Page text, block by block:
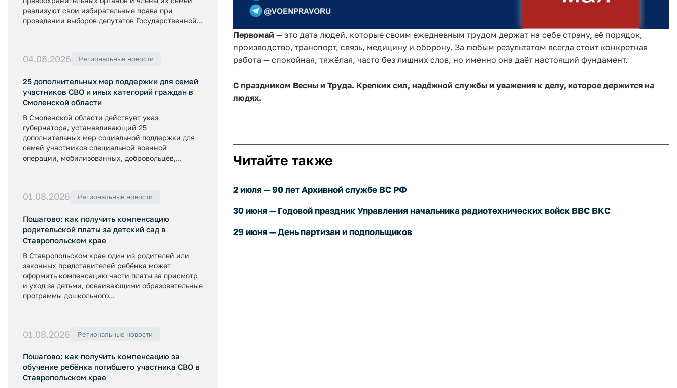
реализуют свои избирательные права при
проведении выборов депутатов Государственной...
04.08.2026 Региональные новости
25 дополнительных мер поддержки для семей
участников СВО и иных категорий граждан в
Смоленской области
В Смоленской области действует указ
губернатора, устанавливающий 25
дополнительных мер социальной поддержки для
семей участников специальной военной
операции, мобилизованных, добровольцев,...
01.08.2026 Региональные новости
Пошагово: как получить компенсацию
родительской платы за детский сад в
Ставропольском крае
В Ставропольском крае один из родителей или
законных представителей ребёнка может
оформить компенсацию части платы за присмотр
и уход за детьми, осваивающими образовательные
программы дошкольного...
01.08.2026 Региональные новости
Пошагово: как получить компенсацию за
обучение ребёнка погибшего участника СВО в
Ставропольском крае
Первомай — это дата людей, которые своим ежедневным трудом держат на себе страну, её порядок,
производство, транспорт, связь, медицину и оборону. За любым результатом всегда стоит конкретная
работа — спокойная, тяжёлая, часто без лишних слов, но именно она даёт настоящий фундамент.
С праздником Весны и Труда. Крепких сил, надёжной службы и уважения к делу, которое держится на
людях.
Читайте также
2 июля — 90 лет Архивной службе ВС РФ
30 июня — Годовой праздник Управления начальника радиотехнических войск ВВС ВКС
29 июня — День партизан и подпольщиков